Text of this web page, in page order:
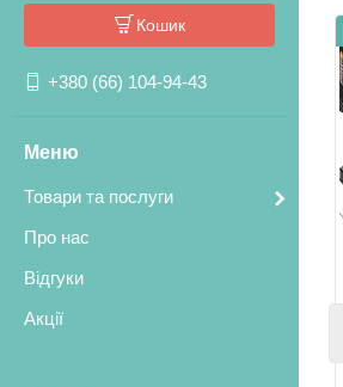
Кошик
+380 (66) 104-94-43
Товари та послуги
Про нас
Відгуки
Акції